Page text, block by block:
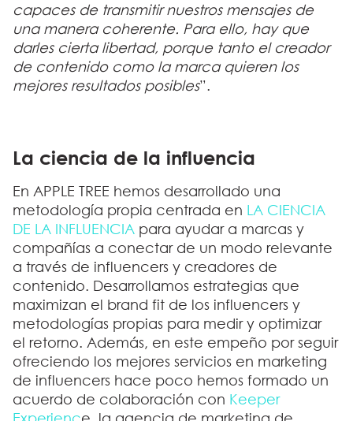
capaces de transmitir nuestros mensajes de
una manera coherente. Para ello, hay que
darles cierta libertad, porque tanto el creador
de contenido como la marca quieren los
mejores resultados posibles”.
La ciencia de la influencia
En APPLE TREE hemos desarrollado una
metodología propia centrada en LA CIENCIA
DE LA INFLUENCIA para ayudar a marcas y
compañías a conectar de un modo relevante
a través de influencers y creadores de
contenido. Desarrollamos estrategias que
maximizan el brand fit de los influencers y
metodologías propias para medir y optimizar
el retorno. Además, en este empeño por seguir
ofreciendo los mejores servicios en marketing
de influencers hace poco hemos formado un
acuerdo de colaboración con Keeper